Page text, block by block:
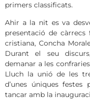
primers classificats.
Ahir a la nit es va
presentació de
cristiana, Concha
Durant el seu
demanar a les
Lluch la unió de les
d’unes úniques festes
tancar amb la